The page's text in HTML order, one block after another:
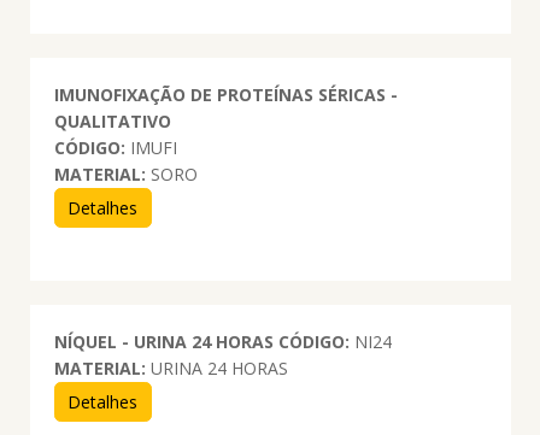
IMUNOFIXAÇÃO DE PROTEÍNAS SÉRICAS -
QUALITATIVO
CÓDIGO: IMUFI
MATERIAL: SORO
Detalhes
NÍQUEL - URINA 24 HORAS CÓDIGO: NI24
MATERIAL: URINA 24 HORAS
Detalhes